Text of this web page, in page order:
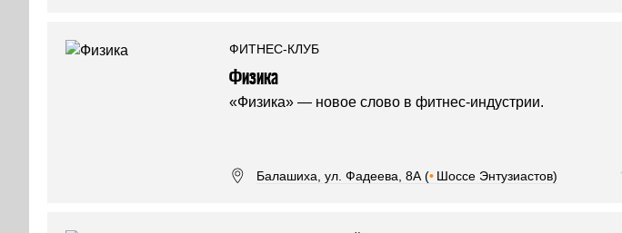
ФИТНЕС-КЛУБ
Физика
«Физика» — новое слово в фитнес-индустрии.
Балашиха, ул. Фадеева, 8А (• Шоссе Энтузиастов)